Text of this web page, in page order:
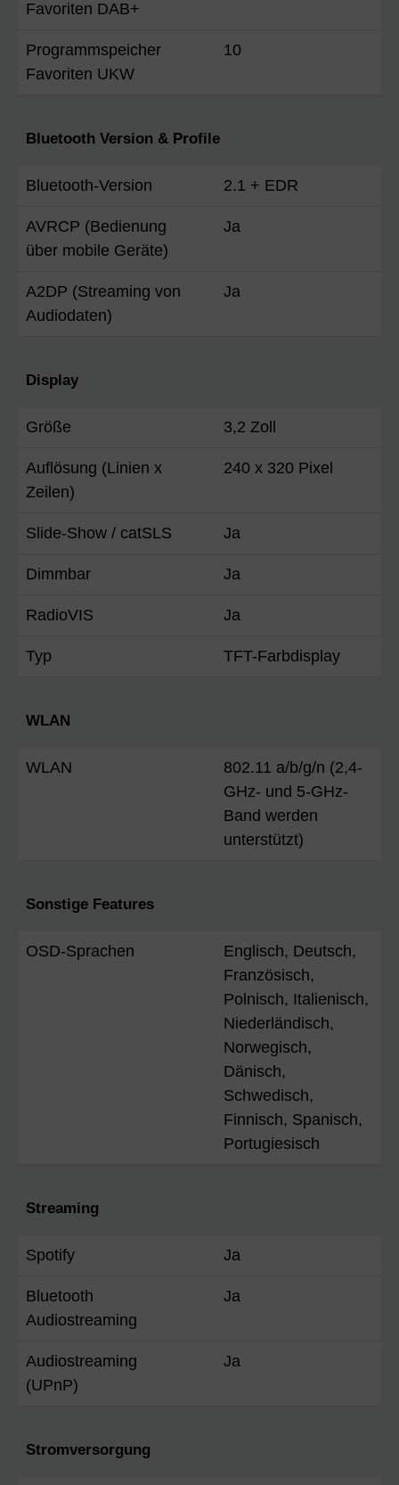
Favoriten DAB+
Programmspeicher
Favoriten UKW
10
Bluetooth Version & Profile
Bluetooth-Version 2.1 + EDR
AVRCP (Bedienung
über mobile Geräte)
Ja
A2DP (Streaming von
Audiodaten)
Ja
Display
Größe 3,2 Zoll
Auflösung (Linien x
Zeilen)
240 x 320 Pixel
Slide-Show / catSLS Ja
Dimmbar Ja
RadioVIS Ja
Typ TFT-Farbdisplay
WLAN
WLAN
802.11 a/b/g/n (2,4-
GHz- und 5-GHz-
Band werden
unterstützt)
Sonstige Features
OSD-Sprachen
Englisch, Deutsch,
Französisch,
Polnisch, Italienisch,
Niederländisch,
Norwegisch,
Dänisch,
Schwedisch,
Finnisch, Spanisch,
Portugiesisch
Streaming
Spotify Ja
Bluetooth
Audiostreaming
Ja
Audiostreaming
(UPnP)
Ja
Stromversorgung